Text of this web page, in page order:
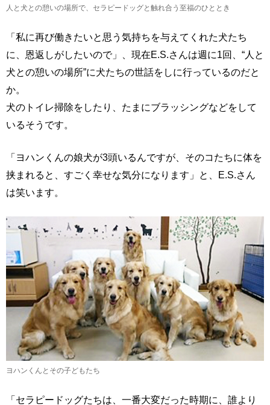
人と犬との憩いの場所で、セラピードッグと触れ合う至福のひととき
「私に再び働きたいと思う気持ちを与えてくれた犬たち
に、恩返しがしたいので」、現在E.S.さんは週に1回、“人と
犬との憩いの場所”に犬たちの世話をしに行っているのだと
か。
犬のトイレ掃除をしたり、たまにブラッシングなどをして
いるそうです。
「ヨハンくんの娘犬が3頭いるんですが、そのコたちに体を
挟まれると、すごく幸せな気分になります」と、E.S.さん
は笑います。
ヨハンくんとその子どもたち
「セラピードッグたちは、一番大変だった時期に、誰より